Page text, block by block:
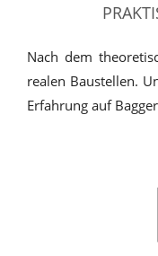
Nach dem
realen Baustellen.
Erfahrung auf